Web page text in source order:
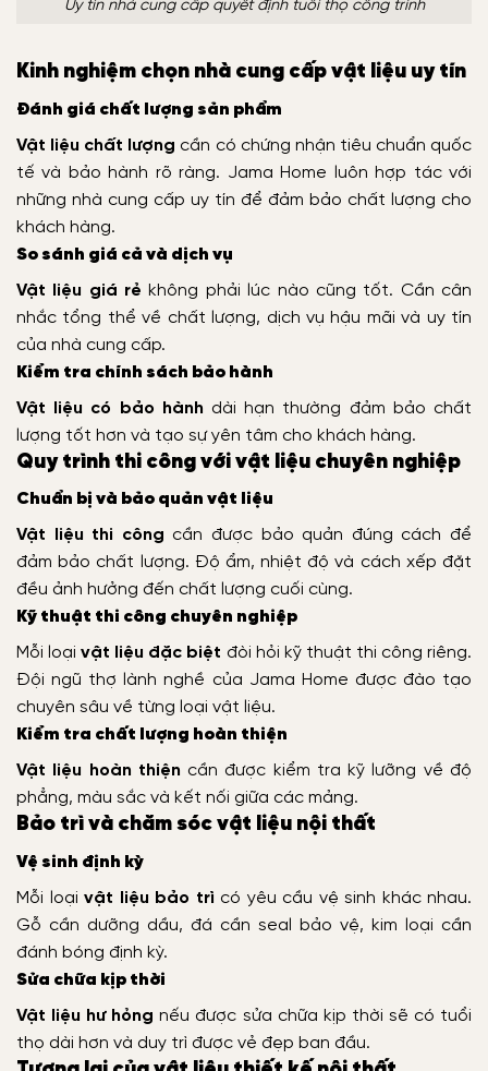
Uy tín nhà cung cấp quyết định tuổi thọ công trình
Kinh nghiệm chọn nhà cung cấp vật liệu uy tín
Đánh giá chất lượng sản phẩm
Vật liệu chất lượng cần có chứng nhận tiêu chuẩn quốc
tế và bảo hành rõ ràng. Jama Home luôn hợp tác với
những nhà cung cấp uy tín để đảm bảo chất lượng cho
khách hàng.
So sánh giá cả và dịch vụ
Vật liệu giá rẻ không phải lúc nào cũng tốt. Cần cân
nhắc tổng thể về chất lượng, dịch vụ hậu mãi và uy tín
của nhà cung cấp.
Kiểm tra chính sách bảo hành
Vật liệu có bảo hành dài hạn thường đảm bảo chất
lượng tốt hơn và tạo sự yên tâm cho khách hàng.
Quy trình thi công với vật liệu chuyên nghiệp
Chuẩn bị và bảo quản vật liệu
Vật liệu thi công cần được bảo quản đúng cách để
đảm bảo chất lượng. Độ ẩm, nhiệt độ và cách xếp đặt
đều ảnh hưởng đến chất lượng cuối cùng.
Kỹ thuật thi công chuyên nghiệp
Mỗi loạivật liệu đặc biệt đòi hỏi kỹ thuật thi công riêng.
Đội ngũ thợ lành nghề của Jama Home được đào tạo
chuyên sâu về từng loại vật liệu.
Kiểm tra chất lượng hoàn thiện
Vật liệu hoàn thiện cần được kiểm tra kỹ lưỡng về độ
phẳng, màu sắc và kết nối giữa các mảng.
Bảo trì và chăm sóc vật liệu nội thất
Vệ sinh định kỳ
Mỗi loại vật liệu bảo trì có yêu cầu vệ sinh khác nhau.
Gỗ cần dưỡng dầu, đá cần seal bảo vệ, kim loại cần
đánh bóng định kỳ.
Sửa chữa kịp thời
Vật liệu hư hỏng nếu được sửa chữa kịp thời sẽ có tuổi
thọ dài hơn và duy trì được vẻ đẹp ban đầu.